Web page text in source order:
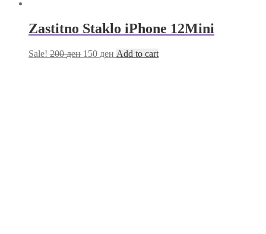
Zastitno Staklo iPhone 12Mini
Sale! 200ден 150 ден Add to cart